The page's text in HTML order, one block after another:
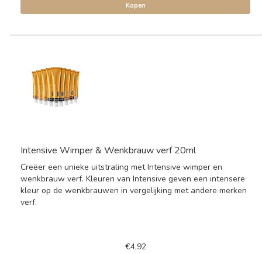
Kopen
Intensive Wimper & Wenkbrauw verf 20ml
Creëer een unieke uitstraling met Intensive wimper en
wenkbrauw verf. Kleuren van Intensive geven een intensere
kleur op de wenkbrauwen in vergelijking met andere merken
verf.
€4,92